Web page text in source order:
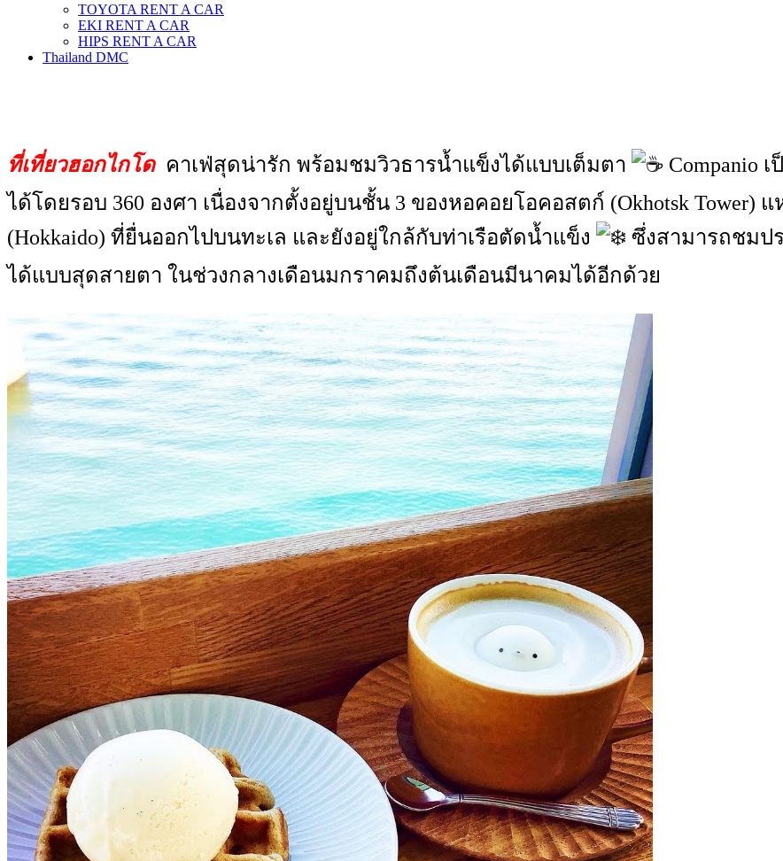
TOYOTA RENT A CAR
EKI RENT A CAR
HIPS RENT A CAR
Thailand DMC
ที่เที่ยวฮอกไกโด คาเฟ่สุดน่ารัก พร้อมชมวิวธารน้ำแข็งได้แบบเต็มตา
Companio
ได้โดยรอบ 360 องศา เนื่องจากตั้งอยู่บนชั้น 3 ของหอคอยโอคอสตก์ (Okhotsk Tower) แ
(Hokkaido) ที่ยื่นออกไปบนทะเล และยังอยู่ใกล้กับท่าเรือตัดน้ำแข็ง
ซึ่งสามารถชมป
ได้แบบสุดสายตา ในช่วงกลางเดือนมกราคมถึงต้นเดือนมีนาคมได้อีกด้วย